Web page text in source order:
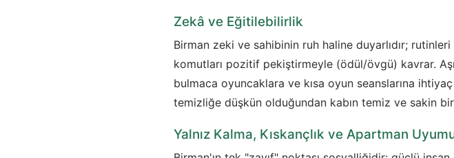
Zekâ ve Eğitilebilirlik
Birman zeki ve sahibinin ruh haline duyarlıdır;
komutları pozitif pekiştirmeyle (ödül/övgü) kavrar.
bulmaca oyuncaklara ve kısa oyun seanslarına
temizliğe düşkün olduğundan kabın temiz ve sakin
Yalnız Kalma, Kıskançlık ve Apartman